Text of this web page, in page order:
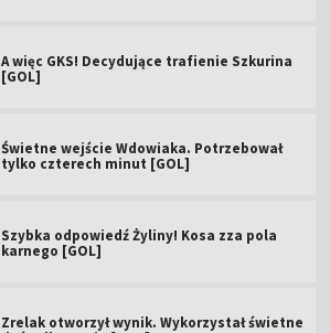
A więc GKS! Decydujące trafienie Szkurina
[GOL]
Świetne wejście Wdowiaka. Potrzebował
tylko czterech minut [GOL]
Szybka odpowiedź Żyliny! Kosa zza pola
karnego [GOL]
Zrelak otworzył wynik. Wykorzystał świetne